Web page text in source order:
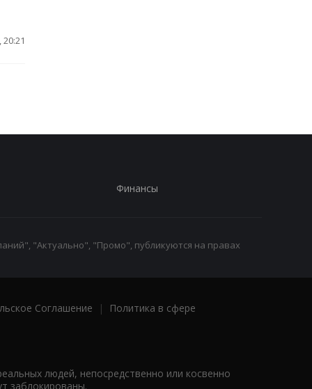
Финансы
"Актуально", "Промо", публикуются на правах
Соглашение |
Политика в сфере
людей, непосредственно или косвенно
заблокированы.